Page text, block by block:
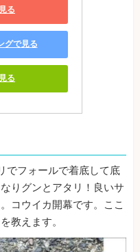
る
グで見る
る
でフォールで着底して底
りグンとアタリ！良いサ
コウイカ開幕です。ここ
教えます。